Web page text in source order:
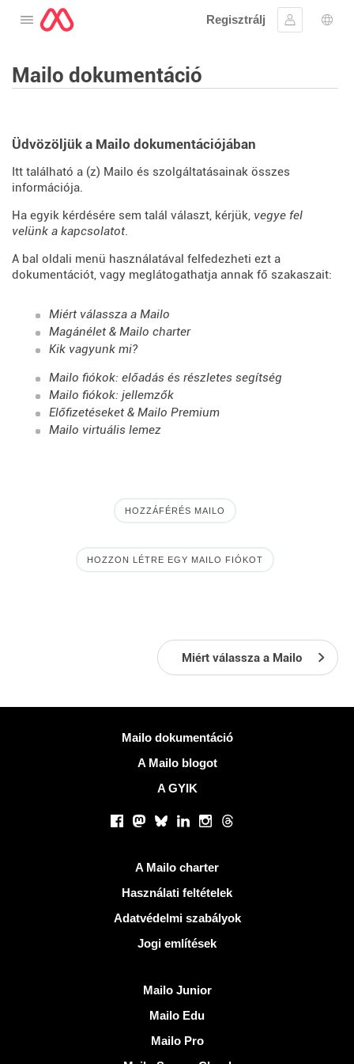
Nyissa meg a menüt
Regisztrálj
Mailo dokumentáció
Üdvözöljük a Mailo dokumentációjában
Itt található a (z) Mailo és szolgáltatásainak összes
információja.
Ha egyik kérdésére sem talál választ, kérjük, vegye fel
velünk a kapcsolatot.
A bal oldali menü használatával felfedezheti ezt a
dokumentációt, vagy meglátogathatja annak fő szakaszait:
Miért válassza a Mailo
Magánélet & Mailo charter
Kik vagyunk mi?
Mailo fiókok: előadás és részletes segítség
Mailo fiókok: jellemzők
Előfizetéseket & Mailo Premium
Mailo virtuális lemez
HOZZÁFÉRÉS MAILO
HOZZON LÉTRE EGY MAILO FIÓKOT
Miért válassza a Mailo
Mailo dokumentáció
A Mailo blogot
A GYIK
Facebook
Mastodon
BlueskyLinkedInInstagram
Threads
A Mailo charter
Használati feltételek
Adatvédelmi szabályok
Jogi említések
Mailo Junior
Mailo Edu
Mailo Pro